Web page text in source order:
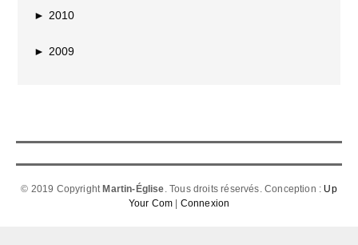
► 2010
► 2009
© 2019 Copyright Martin-Église. Tous droits réservés. Conception : Up
Your Com
Connexion